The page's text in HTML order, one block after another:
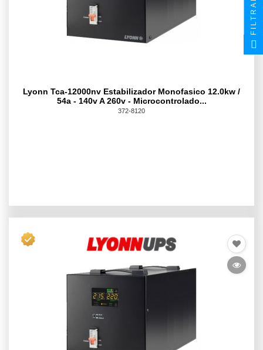
Lyonn Tca-12000nv Estabilizador Monofasico 12.0kw /
54a - 140v A 260v - Microcontrolado...
372-8120
FILTRAR